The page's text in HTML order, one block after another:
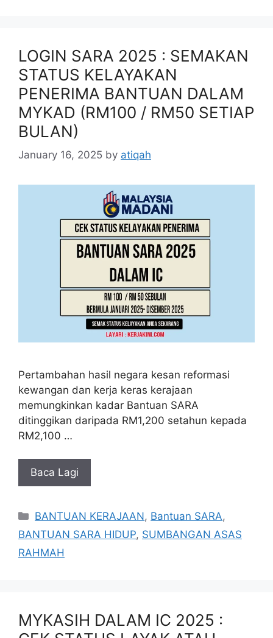
LOGIN SARA 2025 : SEMAKAN
STATUS KELAYAKAN
PENERIMA BANTUAN DALAM
MYKAD (RM100 / RM50 SETIAP
BULAN)
January 16, 2025 by atiqah
Pertambahan hasil negara kesan reformasi
kewangan dan kerja keras kerajaan
memungkinkan kadar Bantuan SARA
ditinggikan daripada RM1,200 setahun kepada
RM2,100 …
Baca Lagi
Categories
BANTUAN KERAJAAN, Bantuan SARA,
BANTUAN SARA HIDUP, SUMBANGAN ASAS
RAHMAH
MYKASIH DALAM IC 2025 :